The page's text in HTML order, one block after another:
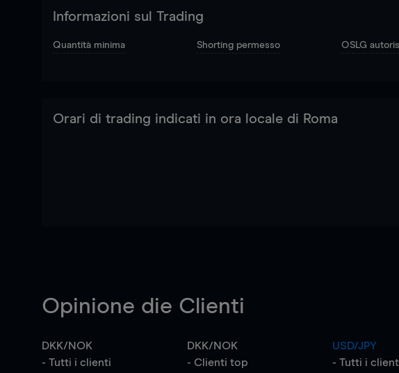
Informazioni sul Trading
Quantità minima Shorting permesso OSLG
Orari di trading indicati in ora locale di Roma
Opinione die Clienti
DKK/NOK
- Tutti i clienti
DKK/NOK
- Clienti top
USD/JPY
- Tutti i